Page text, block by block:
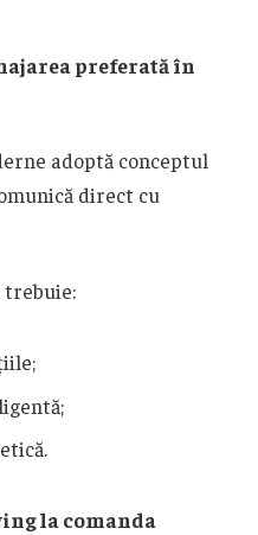
preferată în
adoptă conceptul
direct cu
la comanda